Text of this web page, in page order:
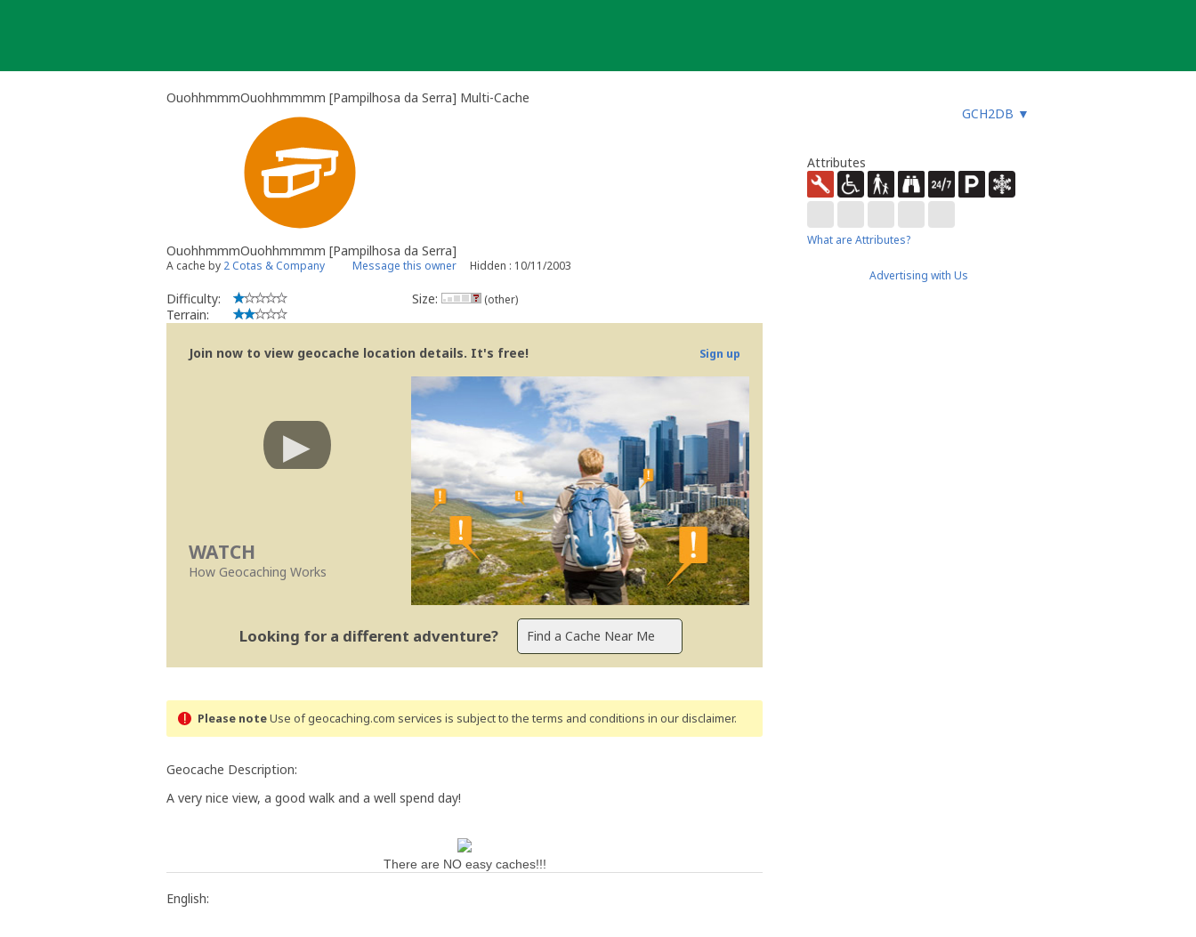
OuohhmmmOuohhmmmm [Pampilhosa da Serra] Multi-Cache
GCH2DB ▼
OuohhmmmOuohhmmmm [Pampilhosa da Serra]
A cache by 2 Cotas & Company Message this owner Hidden : 10/11/2003
Difficulty:
Terrain:
Size: (other)
Join now to view geocache location details. It's free! Sign up
WATCH
How Geocaching Works
Looking for a different adventure?
Please noteUse of geocaching.com services is subject to the terms and conditions in our disclaimer.
Geocache Description:
A very nice view, a good walk and a well spend day!
There are NO easy caches!!!
English:
Attributes
What are Attributes?
Advertising with Us